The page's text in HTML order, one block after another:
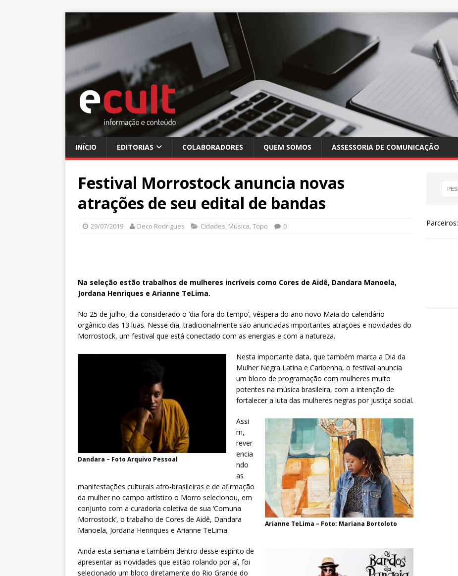
INÍCIO EDITORIAS COLABORADORES QUEM SOMOS ASSESSORIA DE COMUNICAÇÃO
Festival Morrostock anuncia novas
atrações de seu edital de bandas
29/07/2019 Deco Rodrigues Cidades Música Topo 0
Na seleção estão trabalhos de mulheres incríveis como Cores de Aidê, Dandara Manoela,
Jordana Henriques e Arianne TeLima.
No 25 de julho, dia considerado o ‘dia fora do tempo’, véspera do ano novo Maia do calendário
orgânico das 13 luas. Nesse dia, tradicionalmente são anunciadas importantes atrações e novidades do
Morrostock, um festival que está conectado com as energias e com a natureza.
Dandara – Foto Arquivo Pessoal
Nesta importante data, que também marca a Dia da
Mulher Negra Latina e Caribenha, o festival anuncia
um bloco de programação com mulheres muito
potentes na música brasileira, com a intenção de
fortalecer a luta das mulheres negras por justiça social.
Arianne TeLima – Foto: Mariana Bortoloto
Assi
m,
rever
encia
ndo
as
manifestações culturais afro-brasileiras e de afirmação
da mulher no campo artístico o Morro selecionou, em
conjunto com a curadoria coletiva de sua ‘Comuna
Morrostock’, o trabalho de Cores de Aidê, Dandara
Manoela, Jordana Henriques e Arianne TeLima.
Ainda esta semana e também dentro desse espírito de
apresentar as novidades que estão rolando por aí, foi
selecionado um bloco diretamente do Rio Grande do
Parceiros: